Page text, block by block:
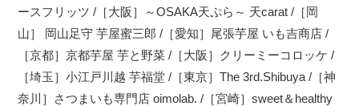
ースフリッツ /［大阪］～OSAKA天ぷら～ 天carat /［岡
山］ 岡山足守 芋屋蜜三郎 /［愛知］尾張芋屋 いも吉商店 /
［京都］京都芋屋 芋と野菜 /［大阪］クリーミーコロッケ /
［埼玉］小江戸川越 芋福堂 /［東京］The 3rd.Shibuya /［神
奈川］さつまいも専門店 oimolab. /［宮崎］sweet＆healthy